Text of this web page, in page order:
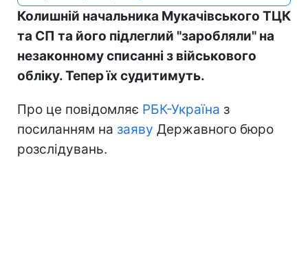
Колишній начальника Мукачівського ТЦК
та СП та його підлеглий "заробляли" на
незаконному списанні з військового
обліку. Тепер їх судитимуть.
Про це повідомляє РБК-Україна з
посиланням на заяву Державного бюро
розслідувань.